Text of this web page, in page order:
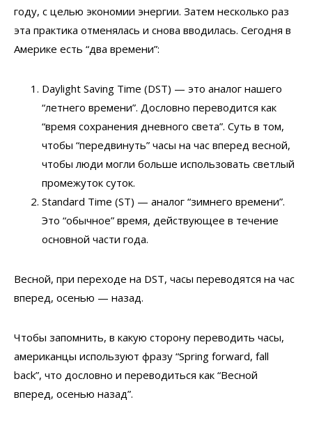
году, с целью экономии энергии. Затем несколько раз
эта практика отменялась и снова вводилась. Сегодня в
Америке есть “два времени”:
Daylight Saving Time (DST) — это аналог нашего
“летнего времени”. Дословно переводится как
“время сохранения дневного света”. Суть в том,
чтобы “передвинуть” часы на час вперед весной,
чтобы люди могли больше использовать светлый
промежуток суток.
Standard Time (ST) — аналог “зимнего времени”.
Это “обычное” время, действующее в течение
основной части года.
Весной, при переходе на DST, часы переводятся на час
вперед, осенью — назад.
Чтобы запомнить, в какую сторону переводить часы,
американцы используют фразу “Spring forward, fall
back”, что дословно и переводиться как “Весной
вперед, осенью назад”.